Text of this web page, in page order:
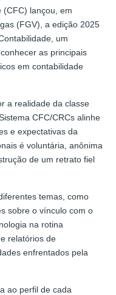
(CFC) lançou, em
(FGV), a edição 2025
um
as principais
em contabilidade
a realidade da classe
CFC/CRCs alinhe
e expectativas da
é voluntária, anônima
de um retrato fiel
temas, como
sobre o vínculo com o
na rotina
relatórios de
enfrentados pela
ao perfil de cada